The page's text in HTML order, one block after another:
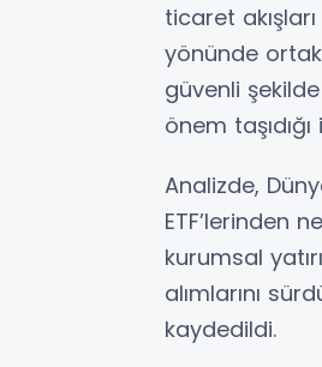
ticaret
yönünde ortak
güvenli
önem
Analizde,
ETF’lerinden
kurumsal
alımlarını
kaydedildi.